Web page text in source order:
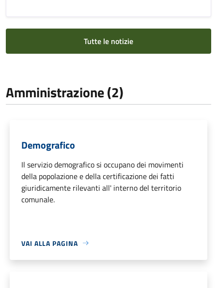
Tutte le notizie
Amministrazione (2)
Demografico
Il servizio demografico si occupano dei movimenti
della popolazione e della certificazione dei fatti
giuridicamente rilevanti all' interno del territorio
comunale.
VAI ALLA PAGINA